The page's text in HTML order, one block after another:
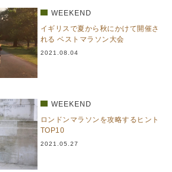
WEEKEND
イギリスで夏から秋にかけて開催さ
れる ベストマラソン大会
2021.08.04
WEEKEND
ロンドンマラソンを攻略するヒント
TOP10
2021.05.27